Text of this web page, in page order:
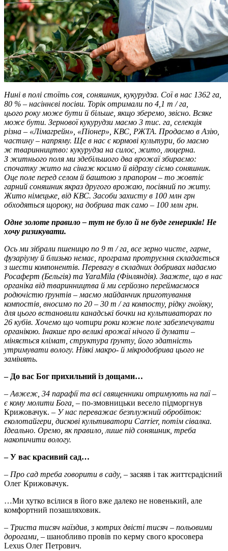
Нині в полі стоїть соя, соняшник, кукурудза. Сої в нас 1362 га,
80 % – насіннєві посіви. Торік отримали по 4,1 т / га,
цього року може бути й більше, якщо зберемо, звісно. Всяке
може бути. Зернової кукурудзи маємо 3 тис. га, селекція
різна – «Лімагрейн», «Піонер», КВС, РЖТА. Продаємо в Азію,
частину – напряму. Ще в нас є кормові культури, бо маємо
ж тваринництво: кукурудза на силос, жито, люцерна.
З житнього поля ми здебільшого два врожаї збираємо:
спочатку жито на сінаж косимо й відразу сіємо соняшник.
Оце поле перед селом й баштою з прапором – то жовтіє
гарний соняшник якраз другого врожаю, посіяний по житу.
Жито німецьке, від КВС. Засоби захисту в 100 млн грн
обходяться щороку, на доб­рива так само – 100 млн грн.
Одне золоте правило – тут не було й не буде генериків! Не
хочу ризикувати.
Ось ми зібрали пшеницю по 9 т / га, все зерно чисте, гарне,
фузаріуму й близько немає, програма протруєння складається
з шести компонентів. Перевагу в складних добривах надаємо
Росаферт (Бельгія) та YaraMila (Фінляндія). Зважте, що в нас
органіка від тваринництва й ми серйозно переймаємося
родючістю ґрунтів – маємо майданчик приготування
компостів, вносимо по 20 – 30 т / га компосту, рідку гноївку,
для цього встановили канадські бочки на культиваторах по
26 кубів. Хочемо що чотири роки кожне поле забезпечувати
органікою. Інакше про великі врожаї нічого й думати –
міняється клімат, структура ґрунту, його здатність
утримувати вологу. Ніякі макро- й мікродобрива цього не
замінять.
– До вас Бог прихильний із дощами…
– Авжеж, 34 парафії та всі священники отримують на паї –
є кому молити Бога, – по-змов­ницьки весело підморгнув
Крижовачук. – У нас переважає безплужний обробіток:
еколотайгери, дискові культиватори Carrier, потім сівалка.
Ідеально. Оремо, як правило, лише під соняшник, треба
накопичити вологу.
– У вас красивий сад…
– Про сад треба говорити в саду, – засяяв і так життєрадісний
Олег Крижовачук.
…Ми хутко всілися в його вже далеко не новенький, але
комфортний позашляховик.
– Триста тисяч наїздив, з котрих двісті тисяч – польовими
дорогами, – шанобливо провів по керму свого кросовера
Lexus Олег Петрович.